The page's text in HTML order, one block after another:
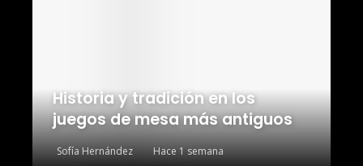
Historia y tradición en los
juegos de mesa más antiguos
Sofía Hernández Hace 1 semana